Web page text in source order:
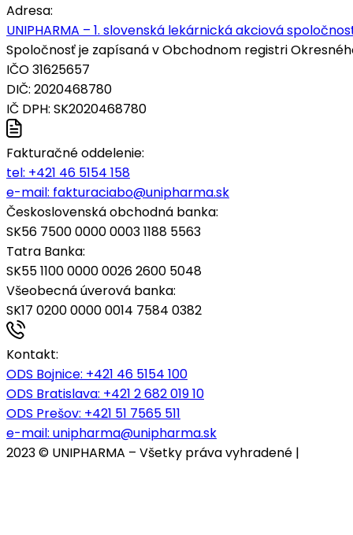
Adresa:
UNIPHARMA – 1. slovenská lekárnická akciová
Spoločnosť je zapísaná v Obchodnom registri
IČO 31625657
DIČ: 2020468780
IČ DPH: SK2020468780
Fakturačné oddelenie:
tel: +421 46 5154 158
e-mail: fakturaciabo@unipharma.sk
Československá obchodná banka:
SK56 7500 0000 0003 1188 5563
Tatra Banka:
SK55 1100 0000 0026 2600 5048
Všeobecná úverová banka:
SK17 0200 0000 0014 7584 0382
Kontakt:
ODS Bojnice: +421 46 5154 100
ODS Bratislava: +421 2 682 019 10
ODS Prešov: +421 51 7565 511
e-mail: unipharma@unipharma.sk
2023 © UNIPHARMA – Všetky práva vyhradené |